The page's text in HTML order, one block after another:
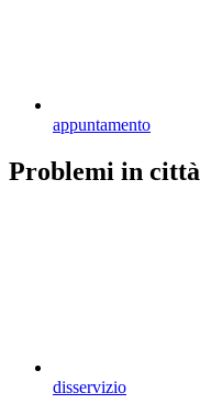
appuntamento
Problemi in città
disservizio